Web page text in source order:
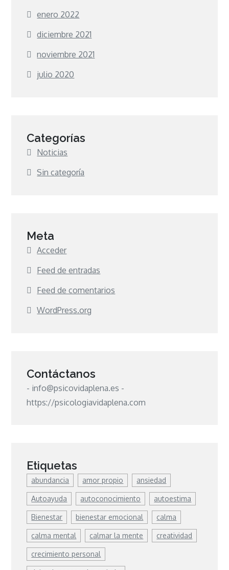
enero 2022
diciembre 2021
noviembre 2021
julio 2020
Categorías
Noticias
Sin categoría
Meta
Acceder
Feed de entradas
Feed de comentarios
WordPress.org
Contáctanos
- info@psicovidaplena.es -
https://psicologiavidaplena.com
Etiquetas
abundancia amor propio ansiedad
Autoayuda autoconocimiento autoestima
Bienestar bienestar emocional calma
calma mental calmar la mente creatividad
crecimiento personal